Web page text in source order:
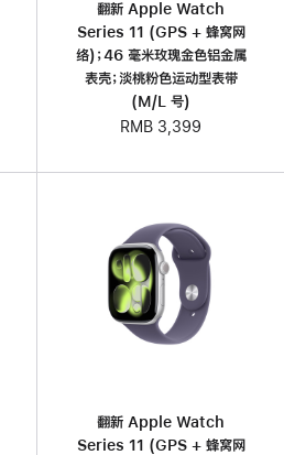
翻新 Apple Watch
Series 11 (GPS + 蜂窝网
络)；46 毫米玫瑰金色铝金属
表壳；淡桃粉色运动型表带
(M/L 号)
RMB 3,399
翻新 Apple Watch
Series 11 (GPS + 蜂窝网